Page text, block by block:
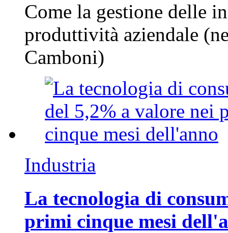
Come la gestione delle
produttività aziendale
Camboni)
Industria
La tecnologia di
primi cinque mesi